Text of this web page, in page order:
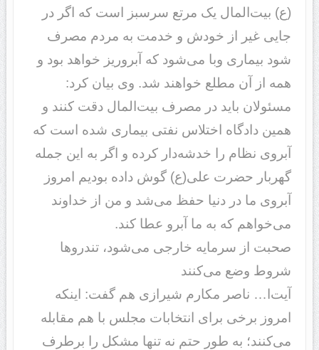
(ع) بیت‌المال یک مرتع سرسبز است که اگر در
جایی غیر از خودش و خدمت به مردم مصرف
شود بیماری وبا می‌شود که آبروریز خواهد بود و
همه از آن مطلع خواهند شد. وی بیان کرد:
مسئولان باید در مصرف بیت‌المال دقت کنند و
همین دادگاه اختلاس نفتی بیماری شده است که
آبروی نظام را خدشه‌دار کرده و اگر به این جمله
گهربار حضرت علی(ع) گوش داده بودیم امروز
آبروی ما در دنیا حفظ می‌شد و من از خداوند
می‌خواهم که به ما آبرو عطا کند.
صحبت از سرمایه خارجی می‌شود، تندرو‌ها
شروط وضع می‌کنند
آیت‌ا… ناصر مکارم شیرازی هم گفت: اینکه
امروز برخی برای انتخابات مجلس با هم مقابله
می‌کنند؛ به طور حتم نه تنها مشکل را برطرف